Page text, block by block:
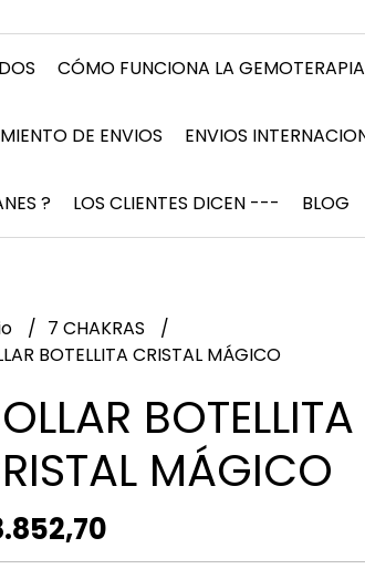
CÓMO FUNCIONA LA
DE ENVIOS ENVIOS
? LOS CLIENTES DICEN --- BLOG
7 CHAKRAS
BOTELLITA CRISTAL MÁGICO
BOTELLITA
MÁGICO